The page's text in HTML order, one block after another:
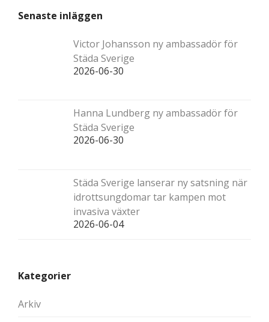
Senaste inläggen
Victor Johansson ny ambassadör för
Städa Sverige
2026-06-30
Hanna Lundberg ny ambassadör för
Städa Sverige
2026-06-30
Städa Sverige lanserar ny satsning när
idrottsungdomar tar kampen mot
invasiva växter
2026-06-04
Kategorier
Arkiv